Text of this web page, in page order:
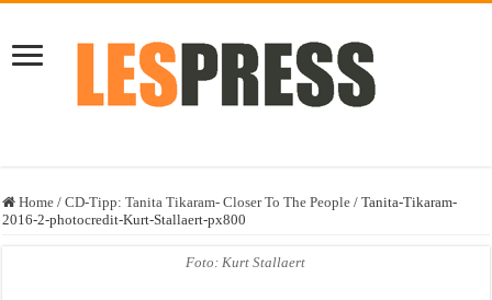
Home / CD-Tipp: Tanita Tikaram- Closer To The People / Tanita-Tikaram-
2016-2-photocredit-Kurt-Stallaert-px800
Foto: Kurt Stallaert